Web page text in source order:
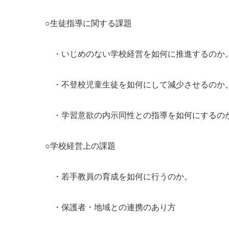
○生徒指導に関する課題
・いじめのない学校経営を如何に推進するのか。
・不登校児童生徒を如何にして減少させるのか。
・学習意欲の内示同性との指導を如何にするの
○学校経営上の課題
・若手教員の育成を如何に行うのか。
・保護者・地域との連携のあり方